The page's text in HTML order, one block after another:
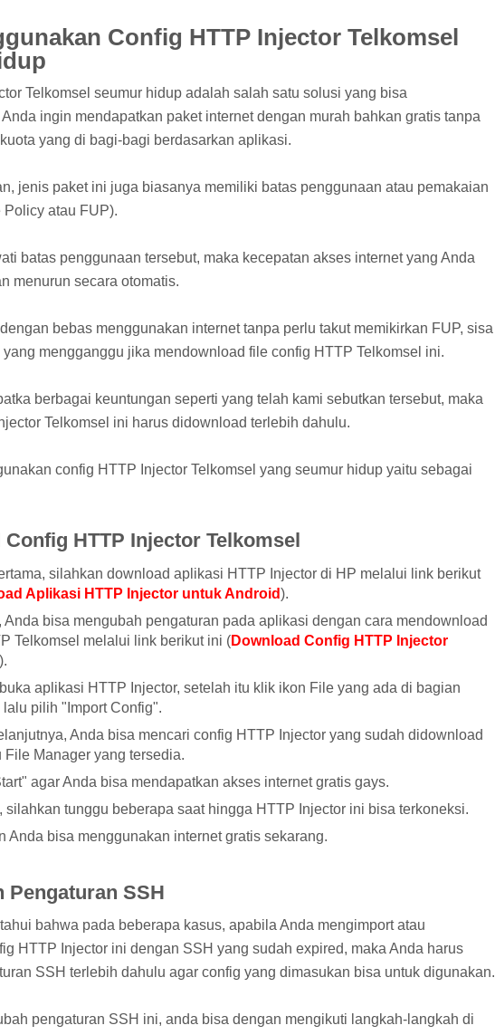
Config HTTP Injector Telkomsel
Telkomsel seumur hidup adalah salah satu solusi yang bisa
ingin mendapatkan paket internet dengan murah bahkan gratis tanpa
yang di bagi-bagi berdasarkan aplikasi.
jenis paket ini juga biasanya memiliki batas penggunaan atau pemakaian
atau FUP).
batas penggunaan tersebut, maka kecepatan akses internet yang Anda
menurun secara otomatis.
bebas menggunakan internet tanpa perlu takut memikirkan FUP, sisa
mengganggu jika mendownload file config HTTP Telkomsel ini.
berbagai keuntungan seperti yang telah kami sebutkan tersebut, maka
Telkomsel ini harus didownload terlebih dahulu.
config HTTP Injector Telkomsel yang seumur hidup yaitu sebagai
Config HTTP Injector Telkomsel
silahkan download aplikasi HTTP Injector di HP melalui link berikut
Aplikasi HTTP Injector untuk Android).
Anda bisa mengubah pengaturan pada aplikasi dengan cara mendownload
Telkomsel melalui link berikut ini (Download Config HTTP Injector
).
aplikasi HTTP Injector, setelah itu klik ikon File yang ada di bagian
lalu pilih "Import Config".
Anda bisa mencari config HTTP Injector yang sudah didownload
File Manager yang tersedia.
agar Anda bisa mendapatkan akses internet gratis gays.
silahkan tunggu beberapa saat hingga HTTP Injector ini bisa terkoneksi.
Anda bisa menggunakan internet gratis sekarang.
Pengaturan SSH
bahwa pada beberapa kasus, apabila Anda mengimport atau
HTTP Injector ini dengan SSH yang sudah expired, maka Anda harus
SSH terlebih dahulu agar config yang dimasukan bisa untuk digunakan.
pengaturan SSH ini, anda bisa dengan mengikuti langkah-langkah di